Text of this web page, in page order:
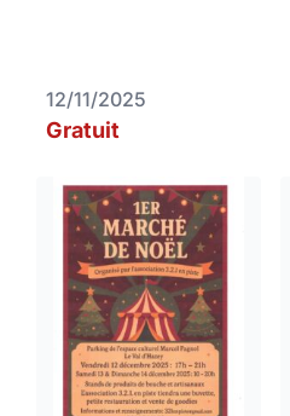
12/11/2025
Gratuit